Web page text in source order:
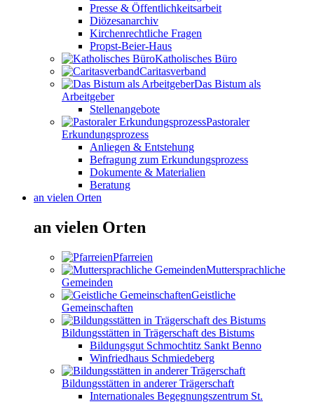
Presse & Öffentlichkeitsarbeit
Diözesanarchiv
Kirchenrechtliche Fragen
Propst-Beier-Haus
Katholisches Büro
Caritasverband
Das Bistum als
Arbeitgeber
Stellenangebote
Pastoraler
Erkundungsprozess
Anliegen & Entstehung
Befragung zum Erkundungsprozess
Dokumente & Materialien
Beratung
an vielen Orten
an vielen Orten
Pfarreien
Muttersprachliche
Gemeinden
Geistliche
Gemeinschaften
Bildungsstätten in Trägerschaft des Bistums
Bildungsgut Schmochtitz Sankt Benno
Winfriedhaus Schmiedeberg
Bildungsstätten in anderer Trägerschaft
Internationales Begegnungszentrum St.